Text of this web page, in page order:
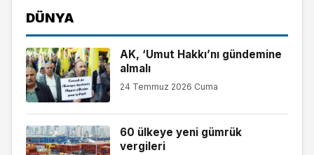
DÜNYA
AK, ‘Umut Hakkı’nı gündemine
almalı
24 Temmuz 2026 Cuma
60 ülkeye yeni gümrük
vergileri